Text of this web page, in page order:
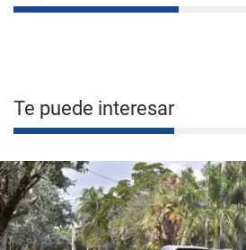
Te puede interesar